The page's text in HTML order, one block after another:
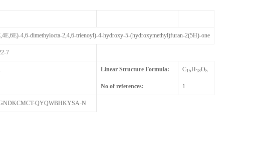
4,6-dimethylocta-2,4,6-trienoyl)-4-hydroxy-5-(hydroxymethyl)furan-2(5H)-one
7
Linear Structure Formula: C15H 18O5
No of references: 1
QYQWBHKYSA-N